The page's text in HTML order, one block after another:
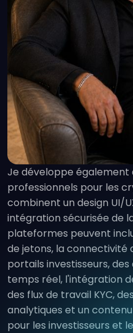
Je développe également
professionnels pour les
combinent un design UI/
intégration sécurisée de
plateformes peuvent
de jetons, la connectivité
portails investisseurs,
temps réel, l'intégration
des flux de travail KYC,
analytiques et un
pour les investisseurs et